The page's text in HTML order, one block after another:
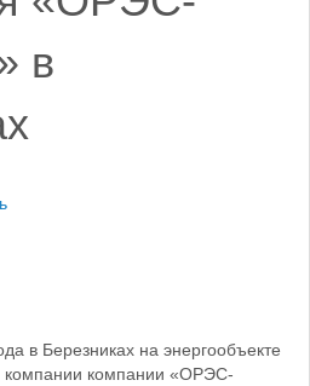
в
в Березниках на энергообъекте
компании компании «ОРЭС-